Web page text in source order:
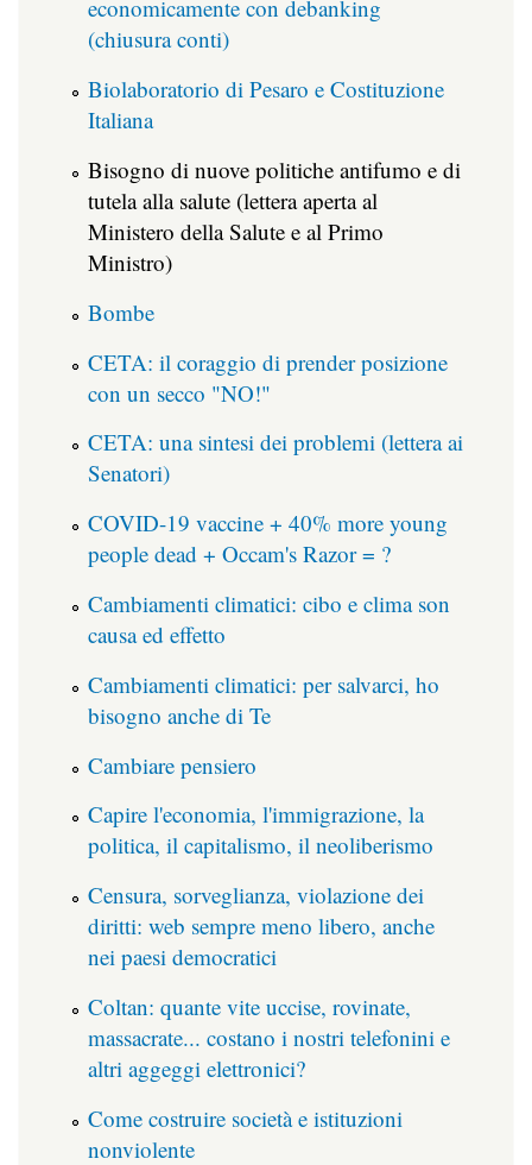
economicamente con debanking
(chiusura conti)
Biolaboratorio di Pesaro e Costituzione
Italiana
Bisogno di nuove politiche antifumo e di
tutela alla salute (lettera aperta al
Ministero della Salute e al Primo
Ministro)
Bombe
CETA: il coraggio di prender posizione
con un secco "NO!"
CETA: una sintesi dei problemi (lettera ai
Senatori)
COVID-19 vaccine + 40% more young
people dead + Occam's Razor = ?
Cambiamenti climatici: cibo e clima son
causa ed effetto
Cambiamenti climatici: per salvarci, ho
bisogno anche di Te
Cambiare pensiero
Capire l'economia, l'immigrazione, la
politica, il capitalismo, il neoliberismo
Censura, sorveglianza, violazione dei
diritti: web sempre meno libero, anche
nei paesi democratici
Coltan: quante vite uccise, rovinate,
massacrate... costano i nostri telefonini e
altri aggeggi elettronici?
Come costruire società e istituzioni
nonviolente